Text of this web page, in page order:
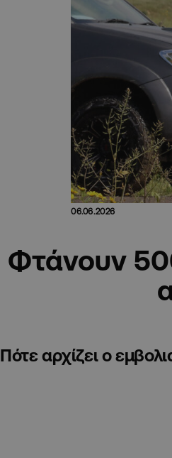
06.06.2026
Φτάνουν
Πότε αρχίζει ο